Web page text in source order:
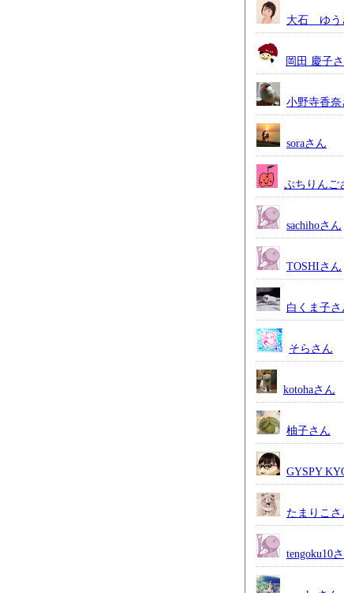
大石 ゆう
岡田 慶子
小野寺香奈
soraさん
ぷちりんご
sachihoさん
TOSHIさん
白くま子さ
そらさん
kotohaさん
柚子さん
GYSPY
たまりこさ
tengoku10